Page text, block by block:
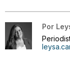
Por